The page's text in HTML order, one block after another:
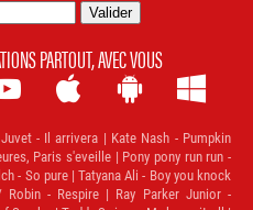
PARTOUT, AVEC VOUS
  
- Il arrivera | Kate Nash - Pumpkin
Paris s'eveille | Pony pony run run -
- So pure | Tatyana Ali - Boy you knock
- Respire | Ray Parker Junior -